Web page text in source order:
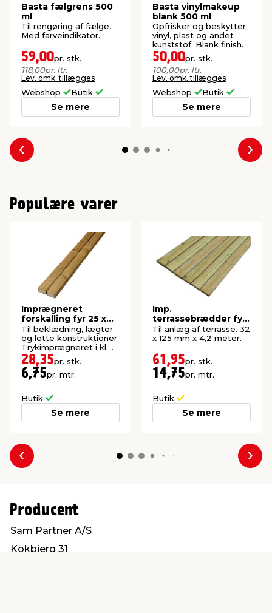
Basta fælgrens 500
ml
Til rengøring af fælge.
Med farveindikator.
59,00pr. stk.
118,00pr. ltr.
Lev. omk. tillægges
Webshop Butik
Se mere
Basta vinylmakeup
blank 500 ml
Opfrisker og beskytter
vinyl, plast og andet
kunststof. Blank finish.
50,00pr. stk.
100,00pr. ltr.
Lev. omk. tillægges
Webshop Butik
Se mere
Forrige
Populære varer
Imprægneret
forskalling fyr 25 x
50 x 4200 mm
Til beklædning, lægter
og lette konstruktioner.
Trykimprægneret i kl.
NTR AB.
28,35pr. stk.
6,75pr. mtr.
Butik
Se mere
Imp.
terrassebrædder fyr
32 x 125 mm x 4,2
meter
Til anlæg af terrasse. 32
x 125 mm x 4,2 meter.
61,95pr. stk.
14,75pr. mtr.
Butik
Se mere
Forrige
Producent
Sam Partner A/S
Kokbjerg 31